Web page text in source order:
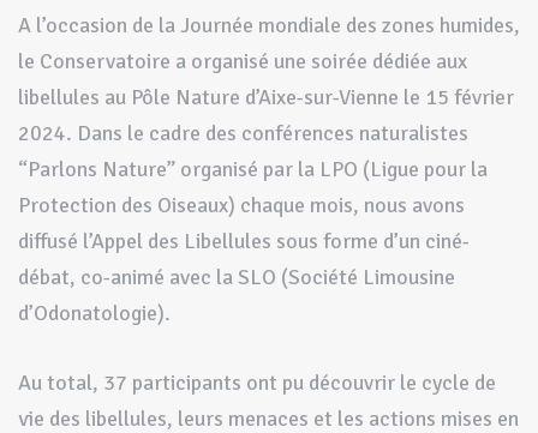
A l’occasion de la Journée mondiale des zones humides,
le Conservatoire a organisé une soirée dédiée aux
libellules au Pôle Nature d’Aixe-sur-Vienne le 15 février
2024. Dans le cadre des conférences naturalistes
“Parlons Nature” organisé par la LPO (Ligue pour la
Protection des Oiseaux) chaque mois, nous avons
diffusé l’Appel des Libellules sous forme d’un ciné-
débat, co-animé avec la SLO (Société Limousine
d’Odonatologie).
Au total, 37 participants ont pu découvrir le cycle de
vie des libellules, leurs menaces et les actions mises en